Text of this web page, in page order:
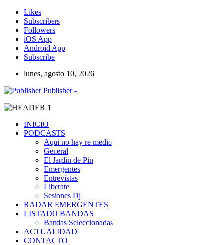
Likes
Subscribers
Followers
iOS App
Android App
Subscribe
lunes, agosto 10, 2026
Publisher -
INICIO
PODCASTS
Aqui no hay re medio
General
El Jardin de Pin
Emergentes
Entrevistas
Liberate
Sesiones Dj
RADAR EMERGENTES
LISTADO BANDAS
Bandas Seleccionadas
ACTUALIDAD
CONTACTO